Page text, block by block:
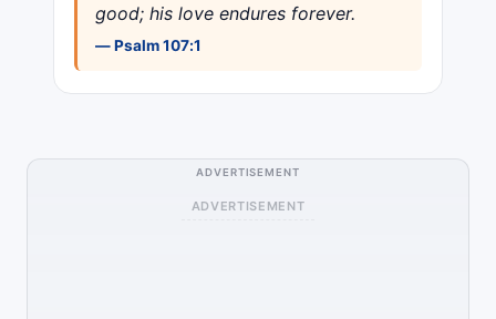
good; his love endures forever.
— Psalm 107:1
ADVERTISEMENT
ADVERTISEMENT